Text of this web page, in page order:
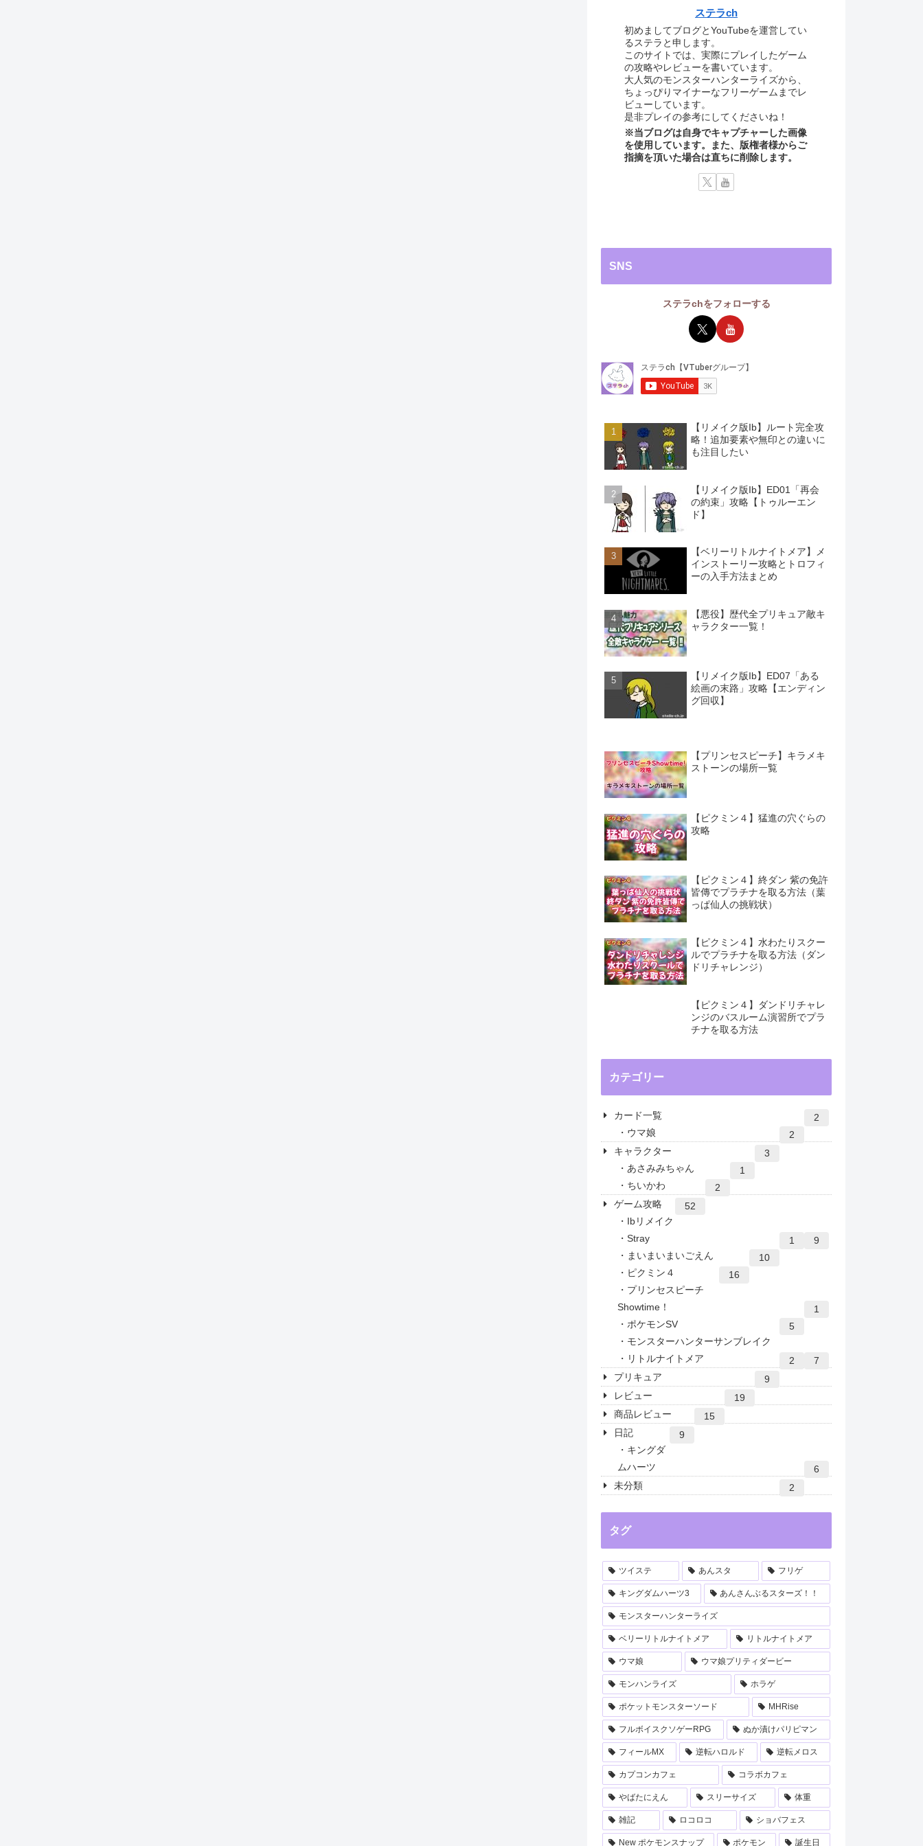
ステラch
初めましてブログとYouTubeを運営してい
るステラと申します。
このサイトでは、実際にプレイしたゲーム
の攻略やレビューを書いています。
大人気のモンスターハンターライズから、
ちょっぴりマイナーなフリーゲームまでレ
ビューしています。
是非プレイの参考にしてくださいね！
※当ブログは自身でキャプチャーした画像
を使用しています。また、版権者様からご
指摘を頂いた場合は直ちに削除します。
SNS
ステラchをフォローする
【リメイク版Ib】ルート完全攻
略！追加要素や無印との違いに
も注目したい
【リメイク版Ib】ED01「再会
の約束」攻略【トゥルーエン
ド】
【ベリーリトルナイトメア】メ
インストーリー攻略とトロフィ
ーの入手方法まとめ
【悪役】歴代全プリキュア敵キ
ャラクター一覧！
【リメイク版Ib】ED07「ある
絵画の末路」攻略【エンディン
グ回収】
【プリンセスピーチ】キラメキ
ストーンの場所一覧
【ピクミン４】猛進の穴ぐらの
攻略
【ピクミン４】終ダン 紫の免許
皆傳でプラチナを取る方法（葉
っぱ仙人の挑戦状）
【ピクミン４】水わたりスクー
ルでプラチナを取る方法（ダン
ドリチャレンジ）
【ピクミン４】ダンドリチャレ
ンジのバスルーム演習所でプラ
チナを取る方法
カテゴリー
カード一覧
2
ウマ娘
2
キャラクター
3
あさみみちゃん
1
ちいかわ
2
ゲーム攻略
52
Ibリメイク
9
Stray
1
まいまいまいごえん
10
ピクミン４
16
プリンセスピーチ
Showtime！
1
ポケモンSV
5
モンスターハンターサンブレイク
7
リトルナイトメア
2
プリキュア
9
レビュー
19
商品レビュー
15
日記
9
キングダ
ムハーツ
6
未分類
2
タグ
ツイステ あんスタ フリゲ
キングダムハーツ3 あんさんぶるスターズ！！
モンスターハンターライズ
ベリーリトルナイトメア リトルナイトメア
ウマ娘 ウマ娘プリティダービー
モンハンライズ ホラゲ
ポケットモンスターソード MHRise
フルボイスクソゲーRPG ぬか漬けパリピマン
フィールMX 逆転ハロルド 逆転メロス
カプコンカフェ コラボカフェ
やばたにえん スリーサイズ 体重
雑記 ロコロコ ショバフェス
New ポケモンスナップ ポケモン 誕生日